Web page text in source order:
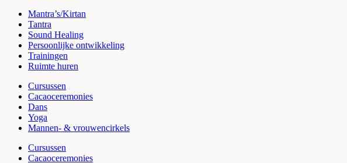
Mantra’s/Kirtan
Tantra
Sound Healing
Persoonlijke ontwikkeling
Trainingen
Ruimte huren
Cursussen
Cacaoceremonies
Dans
Yoga
Mannen- & vrouwencirkels
Cursussen
Cacaoceremonies